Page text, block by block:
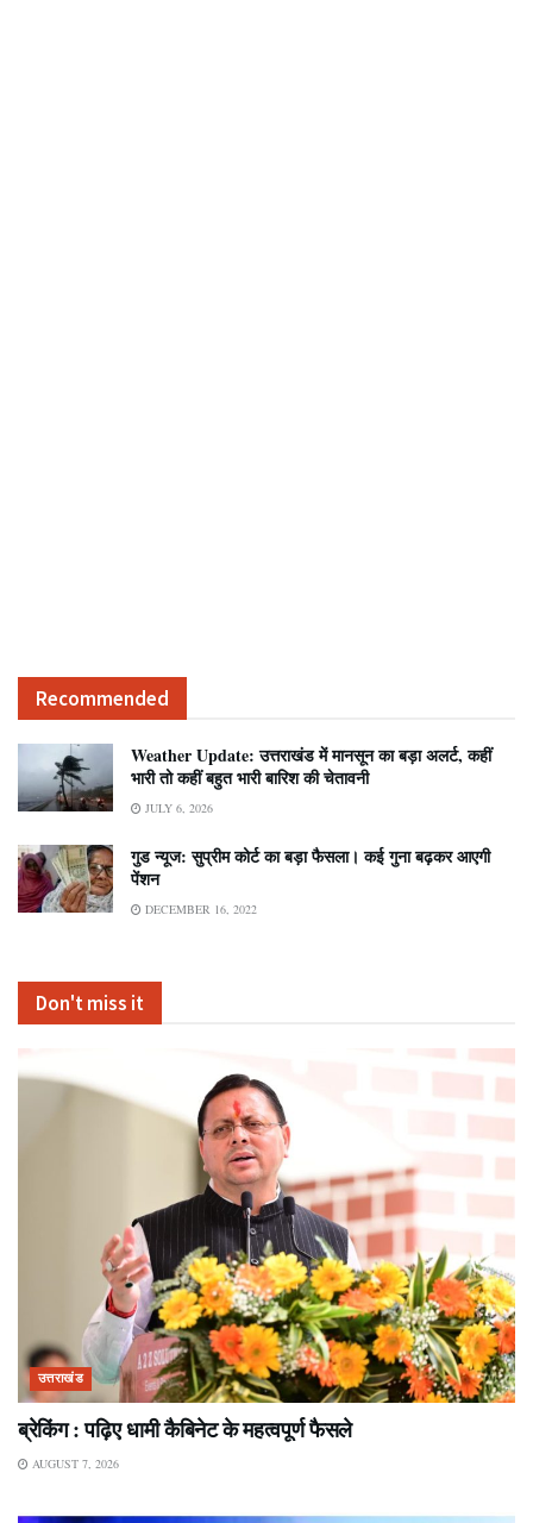
Recommended
Weather Update: उत्तराखंड में मानसून का बड़ा अलर्ट, कहीं
भारी तो कहीं बहुत भारी बारिश की चेतावनी
JULY 6, 2026
गुड न्यूज: सुप्रीम कोर्ट का बड़ा फैसला। कई गुना बढ़कर आएगी
पेंशन
DECEMBER 16, 2022
Don't miss it
उत्तराखंड
ब्रेकिंग : पढ़िए धामी कैबिनेट के महत्वपूर्ण फैसले
AUGUST 7, 2026